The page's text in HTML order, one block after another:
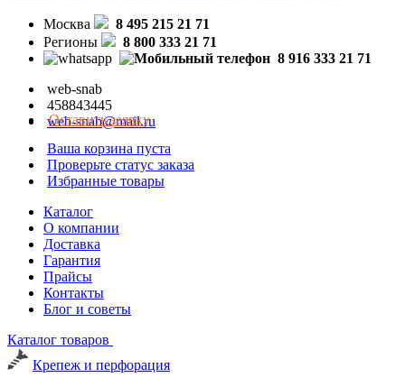
Москва
8 495 215 21 71
Регионы
8 800 333 21 71
8 916 333 21 71
web-snab
458843445
web-snab@mail.ru
Оставить заявку
Ваша корзина пуста
Проверьте статус заказа
Избранные товары
Каталог
О компании
Доставка
Гарантия
Прайсы
Контакты
Блог и советы
Каталог товаров
Крепеж и перфорация